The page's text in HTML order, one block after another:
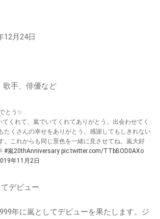
12月24日
歌手、俳優など
とう✨
くれて、嵐でいてくれてありがとう。出会わせてく
たくさんの幸せをありがとう。感謝してもしきれない
。これからも同じ景色を一緒に見させてね。嵐大好
#嵐20thAnniversary pic.twitter.com/TTbBOD0AXo
年11月2日
デビュー
年に嵐としてデビューを果たします。ジ